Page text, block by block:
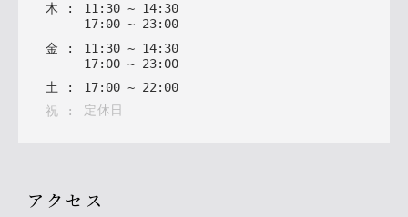
木 : 11: 30 ~ 14: 30
17: 00 ~ 23: 00
金 : 11 : 30 ~ 14: 30
17: 00 ~ 23: 00
土 : 17: 00 ~ 22 : 00
祝 : 定休日
アクセス